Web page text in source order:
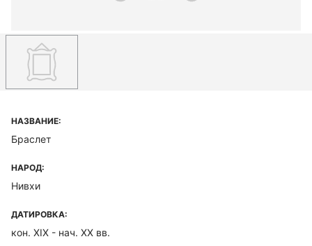
НАЗВАНИЕ:
Браслет
НАРОД:
Нивхи
ДАТИРОВКА:
кон. ХIХ - нач. ХХ вв.